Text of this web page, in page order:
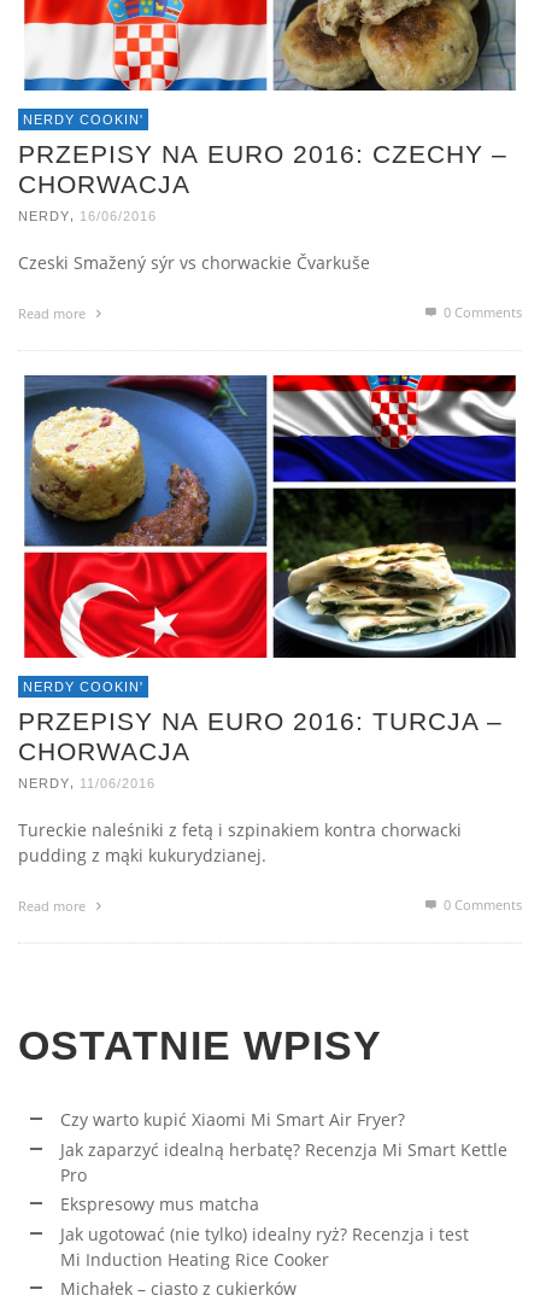
NERDY COOKIN'
PRZEPISY NA EURO 2016: CZECHY –
CHORWACJA
NERDY 16/06/2016
Czeski Smažený sýr vs chorwackie Čvarkuše
Read more 0 Comments
NERDY COOKIN'
PRZEPISY NA EURO 2016: TURCJA –
CHORWACJA
NERDY 11/06/2016
Tureckie naleśniki z fetą i szpinakiem kontra chorwacki
pudding z mąki kukurydzianej.
Read more 0 Comments
OSTATNIE WPISY
Czy warto kupić Xiaomi Mi Smart Air Fryer?
Jak zaparzyć idealną herbatę? Recenzja Mi Smart Kettle
Pro
Ekspresowy mus matcha
Jak ugotować (nie tylko) idealny ryż? Recenzja i test
Mi Induction Heating Rice Cooker
Michałek – ciasto z cukierków